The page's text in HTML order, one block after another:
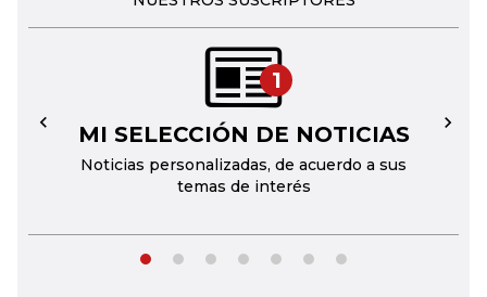
1
MI SELECCIÓN DE NOTICIAS
Noticias personalizadas, de acuerdo a sus
temas de interés
← →